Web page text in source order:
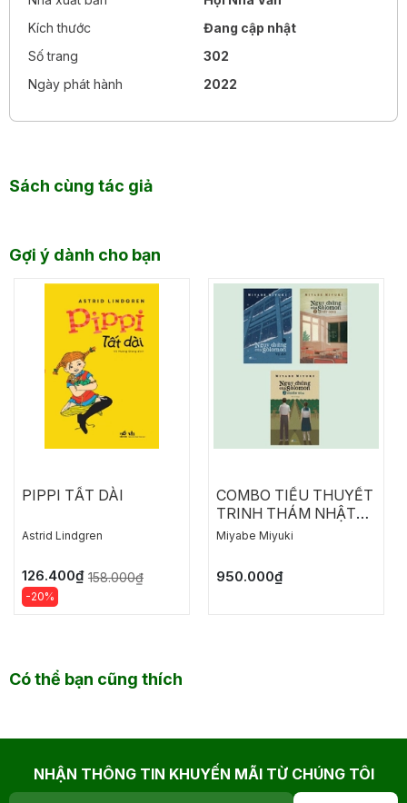
nghệ thuật hết mình như vậy!
Kích thước
Đang cập nhật
Số trang
302
Ngày phát hành
2022
Sách cùng tác giả
Gợi ý dành cho bạn
PIPPI TẤT DÀI
Astrid Lindgren
126.400₫ 158.000₫
-20%
COMBO TIỂU THUYẾT
TRINH THÁM NHẬT
BẢN: NGỤY CHỨNG
Miyabe Miyuki
950.000₫
Có thể bạn cũng thích
NHẬN THÔNG TIN KHUYẾN MÃI TỪ CHÚNG TÔI